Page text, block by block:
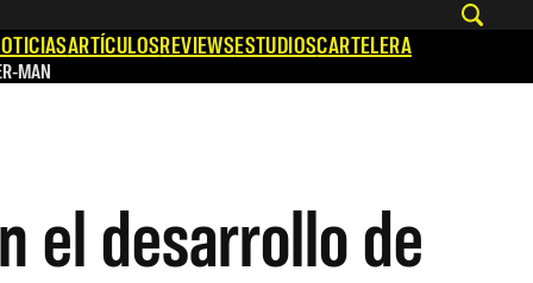
ARTÍCULOSREVIEWSESTUDIOSCARTELERA
MAN
el desarrollo de